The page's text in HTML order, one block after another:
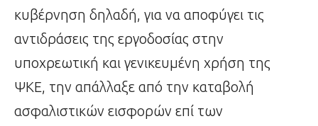
κυβέρνηση δηλαδή, για να αποφύγει τις
αντιδράσεις της εργοδοσίας στην
υποχρεωτική και γενικευμένη χρήση της
ΨΚΕ, την απάλλαξε από την καταβολή
ασφαλιστικών εισφορών επί των